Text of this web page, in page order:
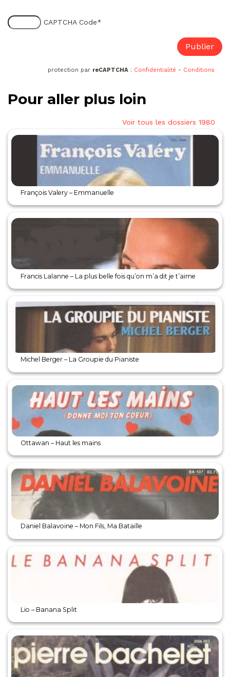
CAPTCHA Code*
protection par reCAPTCHA : Confidentialité - Conditions
Pour aller plus loin
Voir tous les dossiers 1980
François Valery – Emmanuelle
Francis Lalanne – La plus belle fois qu’on m’a dit je t’aime
Michel Berger – La Groupie du Pianiste
Ottawan – Haut les mains
Daniel Balavoine – Mon Fils, Ma Bataille
Lio – Banana Split